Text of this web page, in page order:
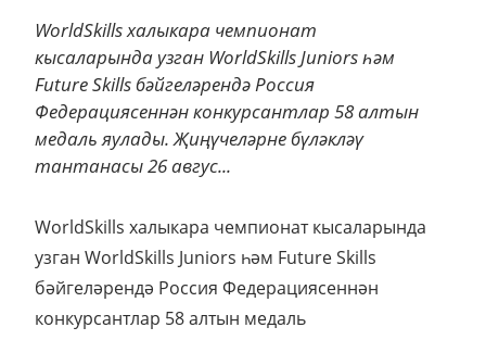
WorldSkills халыкара чемпионат
кысаларында узган WorldSkills Juniors һәм
Future Skills бәйгеләрендә Россия
Федерациясеннән конкурсантлар 58 алтын
медаль яулады. Җиңүчеләрне бүләкләү
тантанасы 26 авгус...
WorldSkills халыкара чемпионат кысаларында
узган WorldSkills Juniors һәм Future Skills
бәйгеләрендә Россия Федерациясеннән
конкурсантлар 58 алтын медаль